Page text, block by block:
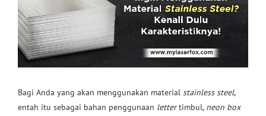
Bagi Anda yang akan menggunakan material stainless steel,
entah itu sebagai bahan penggunaan lettertimbul, neon box